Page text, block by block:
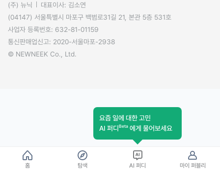
(주) 뉴닉
대표이사: 김소연
(04147) 서울특별시 마포구 백범로31길 21, 본관 5층 531호
사업자 등록번호: 632-81-01159
통신판매업신고: 2020-서울마포-2938
© NEWNEEK Co., Ltd.
홈 탐색
요즘 일에 대한 고민
AI 퍼디Beta 에게 물어보세요
AI 퍼디 마이 퍼블리